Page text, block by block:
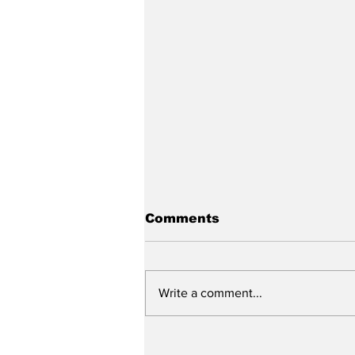
Comments
Write a comment...